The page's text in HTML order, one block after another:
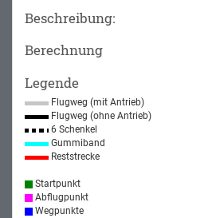
Beschreibung:
Berechnung
Legende
Flugweg (mit Antrieb)
Flugweg (ohne Antrieb)
6 Schenkel
Gummiband
Reststrecke
Startpunkt
Abflugpunkt
Wegpunkte